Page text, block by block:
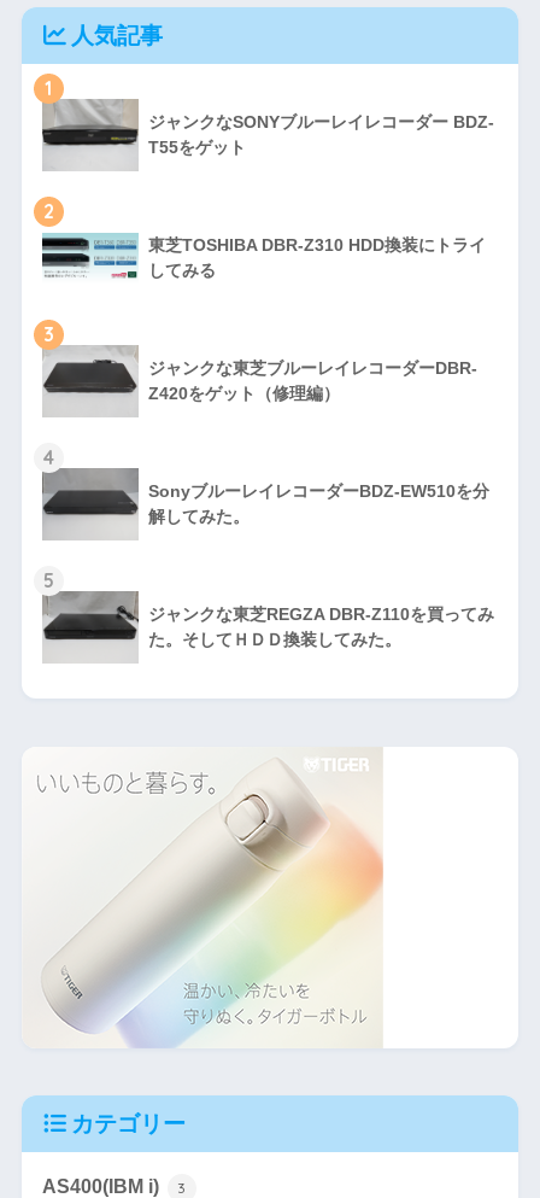
人気記事
1
ジャンクなSONYブルーレイレコーダー BDZ-
T55をゲット
2
東芝TOSHIBA DBR-Z310 HDD換装にトライ
してみる
3
ジャンクな東芝ブルーレイレコーダーDBR-
Z420をゲット（修理編）
4
SonyブルーレイレコーダーBDZ-EW510を分
解してみた。
5
ジャンクな東芝REGZA DBR-Z110を買ってみ
た。そしてＨＤＤ換装してみた。
カテゴリー
AS400(IBM i) 3